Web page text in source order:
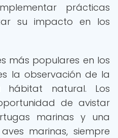
prácticas
su impacto en los
más populares en los
la observación de la
natural. Los
de avistar
marinas y una
marinas, siempre